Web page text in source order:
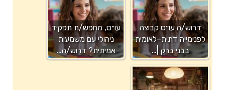
דרוש/ה עו״ס קבוצה
לפנימייה דתית–לאומית
בבני ברק |…
עו״ס, מחפש/ת תפקיד
ניהולי עם משמעות
אמיתית? דרוש/ה…